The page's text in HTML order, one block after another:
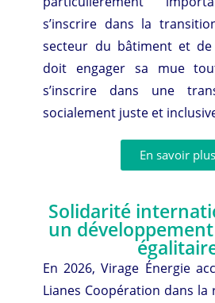
s’inscrire dans la
secteur du bâtiment et
doit engager sa mue
s’inscrire dans une
socialement juste et
En savoir plus
Solidarité
un
En 2026, Virage Énergie
Lianes Coopération dans la